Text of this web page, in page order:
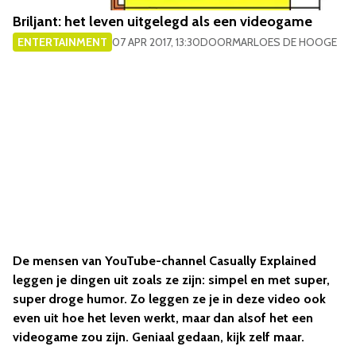
Briljant: het leven uitgelegd als een videogame
ENTERTAINMENT 07 APR 2017, 13:30DOORMARLOES DE HOOGE
De mensen van YouTube-channel Casually Explained
leggen je dingen uit zoals ze zijn: simpel en met super,
super droge humor. Zo leggen ze je in deze video ook
even uit hoe het leven werkt, maar dan alsof het een
videogame zou zijn. Geniaal gedaan, kijk zelf maar.